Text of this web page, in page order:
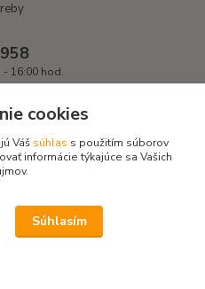
- 16:00 hod.
- Všetky práva vyhradené / Design
cookies
Váš súhlas s použitím súborov
informácie týkajúce sa Vašich
Súhlasím